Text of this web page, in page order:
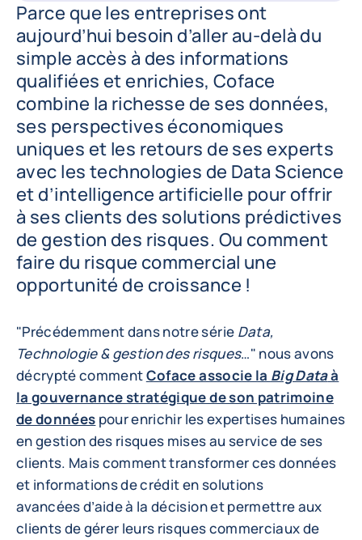
Parce que les entreprises ont
aujourd’hui besoin d’aller au-delà du
simple accès à des informations
qualifiées et enrichies, Coface
combine la richesse de ses données,
ses perspectives économiques
uniques et les retours de ses experts
avec les technologies de Data Science
et d’intelligence artificielle pour offrir
à ses clients des solutions prédictives
de gestion des risques. Ou comment
faire du risque commercial une
opportunité de croissance !
"Précédemment dans notre série Data,
Technologie & gestion des risques…" nous avons
décrypté commentCoface associe la Big Dataà
la gouvernance stratégique de son patrimoine
de données pour enrichir les expertises humaines
en gestion des risques mises au service de ses
clients. Mais comment transformer ces données
et informations de crédit en solutions
avancées d’aide à la décision et permettre aux
clients de gérer leurs risques commerciaux de